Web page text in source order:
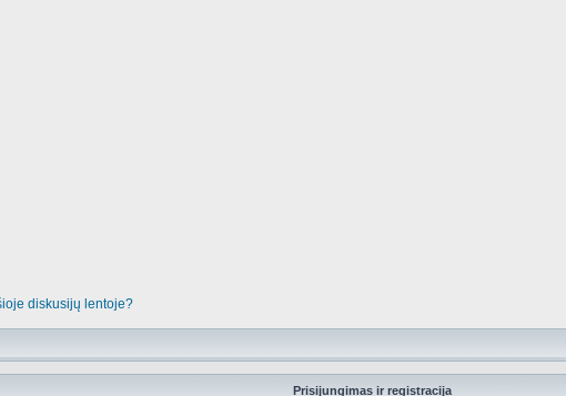
diskusijų lentoje?
Prisijungimas ir registracija